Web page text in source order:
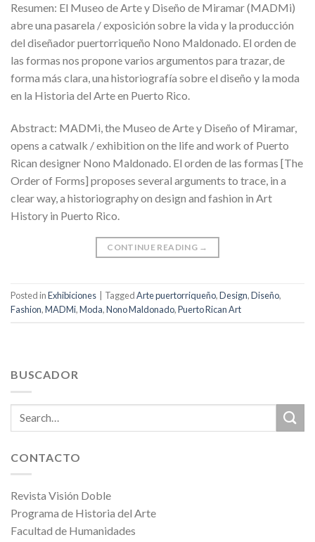
Resumen: El Museo de Arte y Diseño de Miramar (MADMi)
abre una pasarela / exposición sobre la vida y la producción
del diseñador puertorriqueño Nono Maldonado. El orden de
las formas nos propone varios argumentos para trazar, de
forma más clara, una historiografía sobre el diseño y la moda
en la Historia del Arte en Puerto Rico.
Abstract: MADMi, the Museo de Arte y Diseño of Miramar,
opens a catwalk / exhibition on the life and work of Puerto
Rican designer Nono Maldonado. El orden de las formas [The
Order of Forms] proposes several arguments to trace, in a
clear way, a historiography on design and fashion in Art
History in Puerto Rico.
CONTINUE READING →
Posted inExhibiciones TaggedArte puertorriqueño,Design,Diseño,
Fashion,MADMi,Moda,Nono Maldonado,Puerto Rican Art
BUSCADOR
CONTACTO
Revista Visión Doble
Programa de Historia del Arte
Facultad de Humanidades